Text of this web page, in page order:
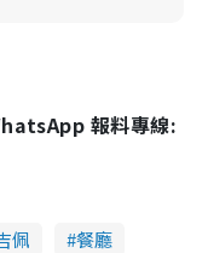
報料專線:
佩 餐廳